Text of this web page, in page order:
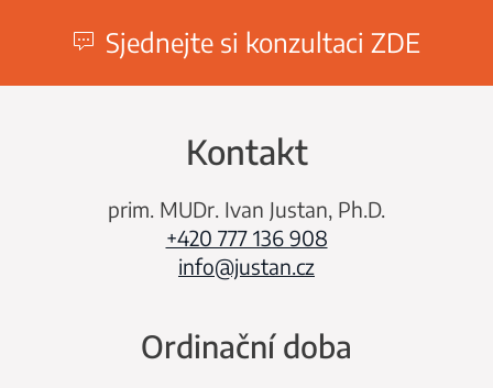
Sjednejte si konzultaci ZDE
Kontakt
prim. MUDr. Ivan Justan, Ph.D.
+420 777 136 908
info@justan.cz
Ordinační doba